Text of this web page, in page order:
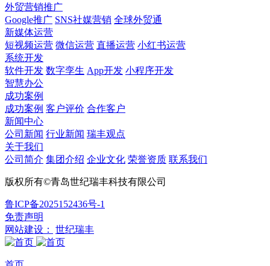
外贸营销推广
Google推广 SNS社媒营销 全球外贸通
新媒体运营
短视频运营 微信运营 直播运营 小红书运营
系统开发
软件开发 数字孪生 App开发 小程序开发
智慧办公
成功案例
成功案例 客户评价 合作客户
新闻中心
公司新闻 行业新闻 瑞丰观点
关于我们
公司简介 集团介绍 企业文化 荣誉资质 联系我们
版权所有©青岛世纪瑞丰科技有限公司
鲁ICP备2025152436号-1
免责声明
网站建设：
世纪瑞丰